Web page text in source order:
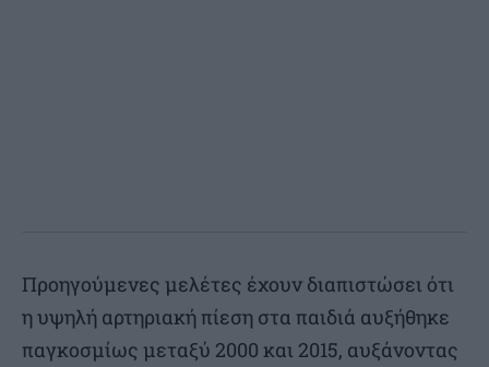
Προηγούμενες μελέτες έχουν διαπιστώσει ότι
η υψηλή αρτηριακή πίεση στα παιδιά αυξήθηκε
παγκοσμίως μεταξύ 2000 και 2015, αυξάνοντας